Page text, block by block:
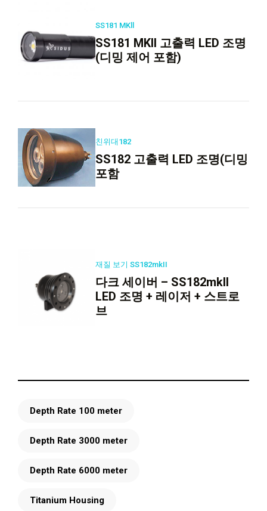
SS181 MKll
SS181 MKll 고출력 LED 조명
(디밍 제어 포함)
친위대182
SS182 고출력 LED 조명(디밍
포함
재질 보기 SS182mkII
다크 세이버 – SS182mkII
LED 조명 + 레이저 + 스트로
브
Depth Rate 100 meter
Depth Rate 3000 meter
Depth Rate 6000 meter
Titanium Housing